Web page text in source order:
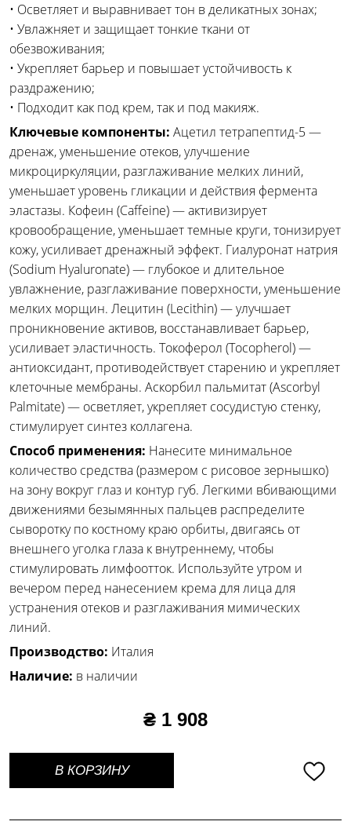
• Осветляет и выравнивает тон в деликатных зонах;
• Увлажняет и защищает тонкие ткани от
обезвоживания;
• Укрепляет барьер и повышает устойчивость к
раздражению;
• Подходит как под крем, так и под макияж.
Ключевые компоненты: Ацетил тетрапептид-5 —
дренаж, уменьшение отеков, улучшение
микроциркуляции, разглаживание мелких линий,
уменьшает уровень гликации и действия фермента
эластазы. Кофеин (Caffeine) — активизирует
кровообращение, уменьшает темные круги, тонизирует
кожу, усиливает дренажный эффект. Гиалуронат натрия
(Sodium Hyaluronate) — глубокое и длительное
увлажнение, разглаживание поверхности, уменьшение
мелких морщин. Лецитин (Lecithin) — улучшает
проникновение активов, восстанавливает барьер,
усиливает эластичность. Токоферол (Tocopherol) —
антиоксидант, противодействует старению и укрепляет
клеточные мембраны. Аскорбил пальмитат (Ascorbyl
Palmitate) — осветляет, укрепляет сосудистую стенку,
стимулирует синтез коллагена.
Способ применения: Нанесите минимальное
количество средства (размером с рисовое зернышко)
на зону вокруг глаз и контур губ. Легкими вбивающими
движениями безымянных пальцев распределите
сыворотку по костному краю орбиты, двигаясь от
внешнего уголка глаза к внутреннему, чтобы
стимулировать лимфоотток. Используйте утром и
вечером перед нанесением крема для лица для
устранения отеков и разглаживания мимических
линий.
Производство: Италия
Наличие: в наличии
₴ 1 908
В КОРЗИНУ